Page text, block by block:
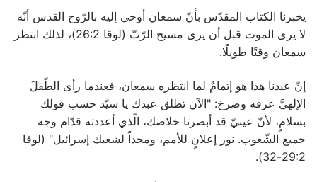
يخبرنا الكتاب المقدّس بأنّ سمعان أوحي إليه بالرّوح القدس أنّه
لا يرى الموت قبل أن يرى مسيح الرّبّ (لوقا 26:2)، لذلك انتظر
سمعان وقتًا طويلًا.
إنّ عيدنا هذا هو إتمامٌ لما انتظره سمعان، فعندما رأى الطّفلَ
الإلهيَّ عرفه وصرخ: "الآن تطلق عبدك يا سيّد حسب قولك
بسلامٍ، لأنّ عينيّ قد أبصرتا خلاصك، الّذي أعددته قدّام وجه
جميع الشّعوب. نور إعلانٍ للأمم، ومجداً لشعبك إسرائيل" (لوقا
29:2-32).